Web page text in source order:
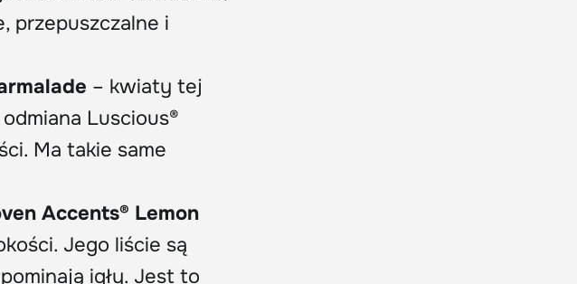
przepuszczalne i
– kwiaty tej
Luscious®
Ma takie same
Accents® Lemon
Jego liście są
igły. Jest to